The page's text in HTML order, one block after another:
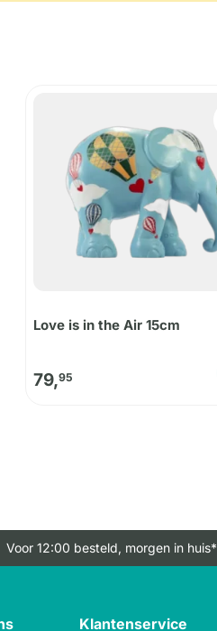
Love is in the Air 15cm
79,95
Voor 12:00 besteld, morgen in huis*
Klantenservice